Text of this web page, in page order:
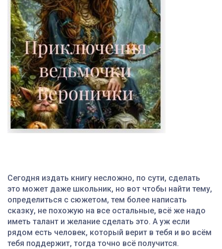
Сегодня издать книгу несложно, по сути, сделать
это может даже школьник, но вот чтобы найти тему,
определиться с сюжетом, тем более написать
сказку, не похожую на все остальные, всё же надо
иметь талант и желание сделать это. А уж если
рядом есть человек, который верит в тебя и во всём
тебя поддержит, тогда точно всё получится.